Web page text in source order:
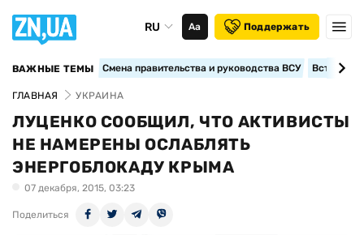
RU Аа Поддержать
ВАЖНЫЕ ТЕМЫ Смена правительства и руководства ВСУ
ГЛАВНАЯ УКРАИНА
ЛУЦЕНКО СООБЩИЛ, ЧТО АКТИВИСТЫ
НЕ НАМЕРЕНЫ ОСЛАБЛЯТЬ
ЭНЕРГОБЛОКАДУ КРЫМА
07 декабря, 2015, 03:23
Поделиться